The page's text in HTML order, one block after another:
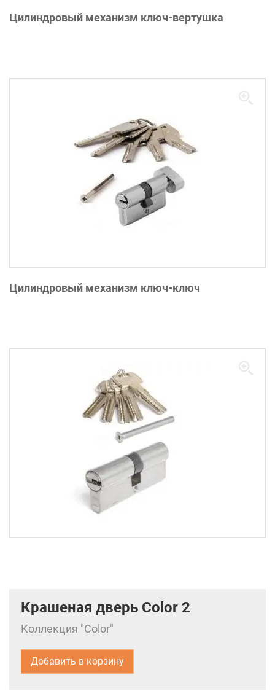
Цилиндровый механизм ключ-вертушка
Цилиндровый механизм ключ-ключ
Крашеная дверь Color 2
Коллекция "Color"
Добавить в корзину